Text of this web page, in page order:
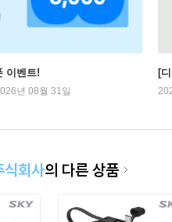
이벤트!
년 08월 31일
[
식회사의 다른 상품